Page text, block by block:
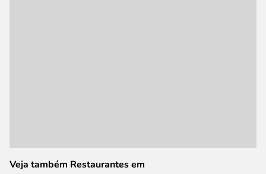
Veja também Restaurantes em